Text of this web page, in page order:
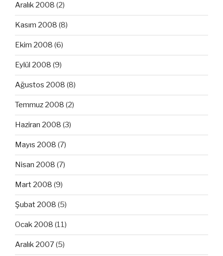
Aralık 2008 (2)
Kasım 2008 (8)
Ekim 2008 (6)
Eylül 2008 (9)
Ağustos 2008 (8)
Temmuz 2008 (2)
Haziran 2008 (3)
Mayıs 2008 (7)
Nisan 2008 (7)
Mart 2008 (9)
Şubat 2008 (5)
Ocak 2008 (11)
Aralık 2007(5)